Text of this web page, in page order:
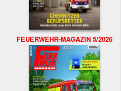
FEUERWEHR-MAGAZIN 5/2026